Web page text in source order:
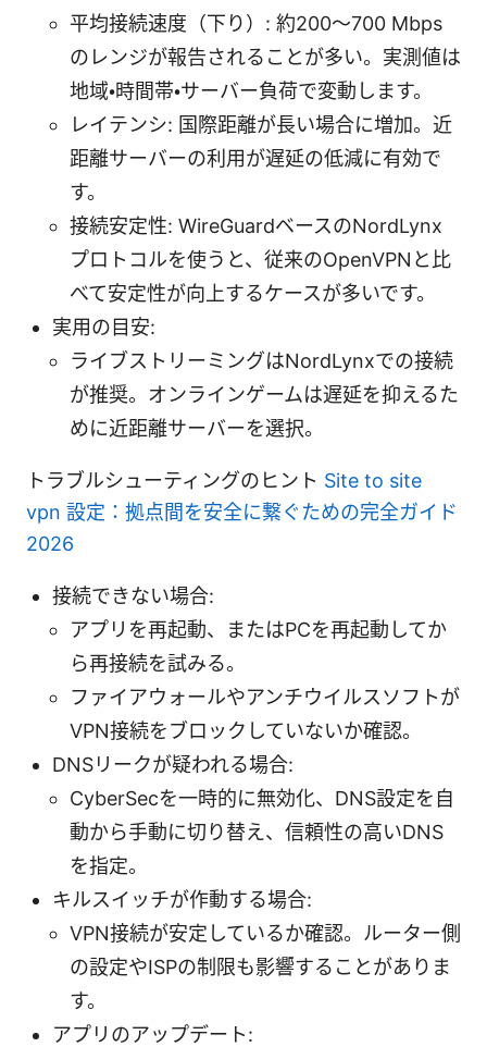
平均接続速度（下り）: 約200～700 Mbps
のレンジが報告されることが多い。実測値は
地域・時間帯・サーバー負荷で変動します。
レイテンシ: 国際距離が長い場合に増加。近
距離サーバーの利用が遅延の低減に有効で
す。
接続安定性: WireGuardベースのNordLynx
プロトコルを使うと、従来のOpenVPNと比
べて安定性が向上するケースが多いです。
実用の目安:
ライブストリーミングはNordLynxでの接続
が推奨。オンラインゲームは遅延を抑えるた
めに近距離サーバーを選択。
トラブルシューティングのヒント Site to site
vpn 設定：拠点間を安全に繋ぐための完全ガイド
2026
接続できない場合:
アプリを再起動、またはPCを再起動してか
ら再接続を試みる。
ファイアウォールやアンチウイルスソフトが
VPN接続をブロックしていないか確認。
DNSリークが疑われる場合:
CyberSecを一時的に無効化、DNS設定を自
動から手動に切り替え、信頼性の高いDNS
を指定。
キルスイッチが作動する場合:
VPN接続が安定しているか確認。ルーター側
の設定やISPの制限も影響することがありま
す。
アプリのアップデート: